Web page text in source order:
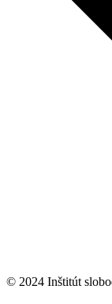
© 2024 Inštitút